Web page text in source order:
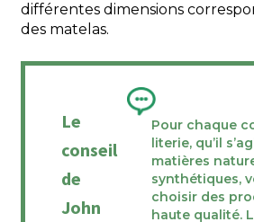
différentes dimensions
des matelas.
Le
conseil
de
John
Pour chaque
literie, qu’il
matières
synthétiques,
choisir des
haute qualité.